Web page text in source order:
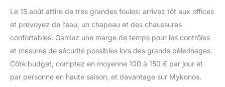
Le 15 août attire de très grandes foules: arrivez tôt aux offices
et prévoyez de l’eau, un chapeau et des chaussures
confortables. Gardez une marge de temps pour les contrôles
et mesures de sécurité possibles lors des grands pèlerinages.
Côté budget, comptez en moyenne 100 à 150 € par jour et
par personne en haute saison, et davantage sur Mykonos.